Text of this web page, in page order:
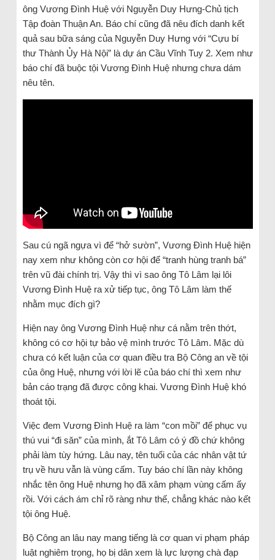
ông Vương Đình Huệ với Nguyễn Duy Hưng-Chủ tịch
Tập đoàn Thuận An. Báo chí cũng đã nêu đích danh kết
quả sau bữa sáng của Nguyễn Duy Hưng với “Cựu bí
thư Thành Ủy Hà Nội” là dự án Cầu Vĩnh Tuy 2. Xem như
báo chí đã buộc tội Vương Đình Huệ nhưng chưa dám
nêu tên.
Sau cú ngã ngựa vì để “hở sườn”, Vương Đình Huệ hiện
nay xem như không còn cơ hội để “tranh hùng tranh bá”
trên vũ đài chính trị. Vậy thì vì sao ông Tô Lâm lại lôi
Vương Đình Huệ ra xử tiếp tục, ông Tô Lâm làm thế
nhằm mục đích gì?
Hiện nay ông Vương Đình Huệ như cá nằm trên thớt,
không có cơ hội tự bảo vệ mình trước Tô Lâm. Mặc dù
chưa có kết luận của cơ quan điều tra Bộ Công an về tội
của ông Huệ, nhưng với lời lẽ của báo chí thì xem như
bản cáo trạng đã được công khai. Vương Đình Huệ khó
thoát tội.
Việc đem Vương Đình Huệ ra làm “con mồi” để phục vụ
thú vui “đi săn” của mình, ắt Tô Lâm có ý đồ chứ không
phải làm tùy hứng. Lâu nay, tên tuổi của các nhân vật tứ
trụ về hưu vẫn là vùng cấm. Tuy báo chí lần này không
nhắc tên ông Huệ nhưng họ đã xâm phạm vùng cấm ấy
rồi. Với cách ám chỉ rõ ràng như thế, chẳng khác nào kết
tội ông Huệ.
Bộ Công an lâu nay mang tiếng là cơ quan vi phạm pháp
luật nghiêm trọng, họ bị dân xem là lực lượng chà đạp